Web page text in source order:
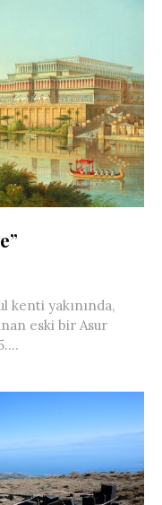
kenti yakınında,
eski bir Asur